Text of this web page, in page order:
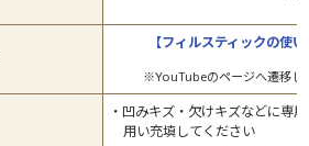
【フィルスティックの使
※YouTubeのページへ遷移し
凹みキズ・欠けキズなどに専
用い充填してください